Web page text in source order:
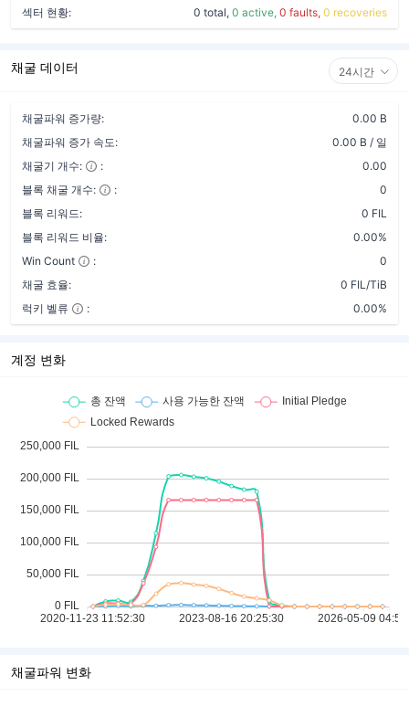
섹터 현황:
0 total, 0 active, 0 faults, 0 recoveries
채굴 데이터 24시간
채굴파워 증가량:
0.00 B
채굴파워 증가 속도:
0.00 B / 일
채굴기 개수:
:
0.00
블록 채굴 개수:
:
0
블록 리워드:
0 FIL
블록 리워드 비율:
0.00%
Win Count
:
0
채굴 효율:
0 FIL/TiB
럭키 벨류
: 0.00%
계정 변화
채굴파워 변화